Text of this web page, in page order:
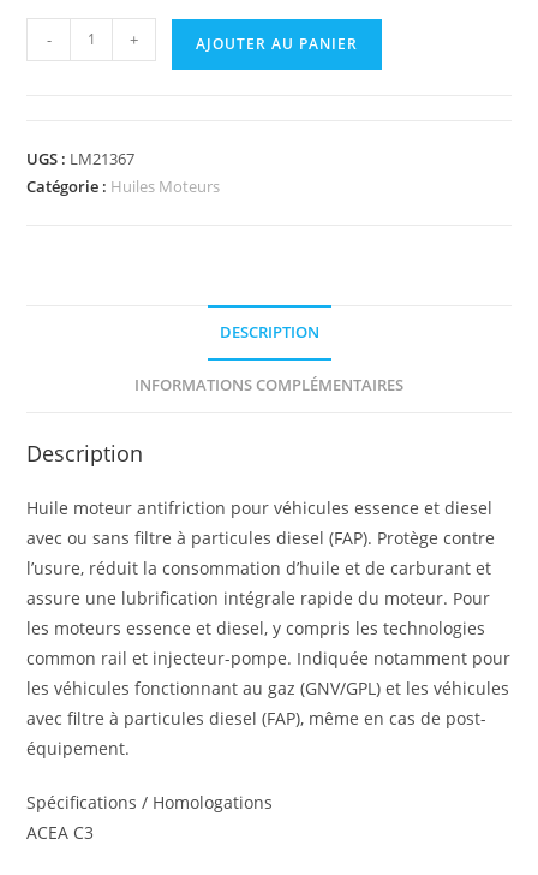
- + AJOUTER AU PANIER
UGS : LM21367
Catégorie : Huiles Moteurs
DESCRIPTION
INFORMATIONS COMPLÉMENTAIRES
Description
Huile moteur antifriction pour véhicules essence et diesel
avec ou sans filtre à particules diesel (FAP). Protège contre
l’usure, réduit la consommation d’huile et de carburant et
assure une lubrification intégrale rapide du moteur. Pour
les moteurs essence et diesel, y compris les technologies
common rail et injecteur-pompe. Indiquée notamment pour
les véhicules fonctionnant au gaz (GNV/GPL) et les véhicules
avec filtre à particules diesel (FAP), même en cas de post-
équipement.
Spécifications / Homologations
ACEA C3